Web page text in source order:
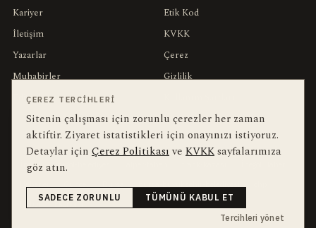
Kariyer
İletişim
Yazarlar
Muhabirler
Editörler
Etik Kod
KVKK
Çerez
Gizlilik
YEREL ARANANLAR bu hafta en çok aranan
İnegöl inegol-belediyesi
ÇEREZ TERCIHLERI
Sitenin çalışması için zorunlu çerezler her zaman
aktiftir. Ziyaret istatistikleri için onayınızı istiyoruz.
Detaylar için Çerez Politikasıve KVKKsayfalarımıza
göz atın.
SADECE ZORUNLU
TÜMÜNÜ KABUL ET
Tercihleri yönet